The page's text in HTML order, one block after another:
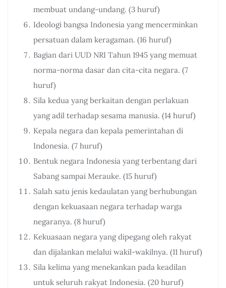
membuat undang-undang. (3 huruf)
Ideologi bangsa Indonesia yang mencerminkan
persatuan dalam keragaman. (16 huruf)
Bagian dari UUD NRI Tahun 1945 yang memuat
norma-norma dasar dan cita-cita negara. (7
huruf)
Sila kedua yang berkaitan dengan perlakuan
yang adil terhadap sesama manusia. (14 huruf)
Kepala negara dan kepala pemerintahan di
Indonesia. (7 huruf)
Bentuk negara Indonesia yang terbentang dari
Sabang sampai Merauke. (15 huruf)
Salah satu jenis kedaulatan yang berhubungan
dengan kekuasaan negara terhadap warga
negaranya. (8 huruf)
Kekuasaan negara yang dipegang oleh rakyat
dan dijalankan melalui wakil-wakilnya. (11 huruf)
Sila kelima yang menekankan pada keadilan
untuk seluruh rakyat Indonesia. (20 huruf)